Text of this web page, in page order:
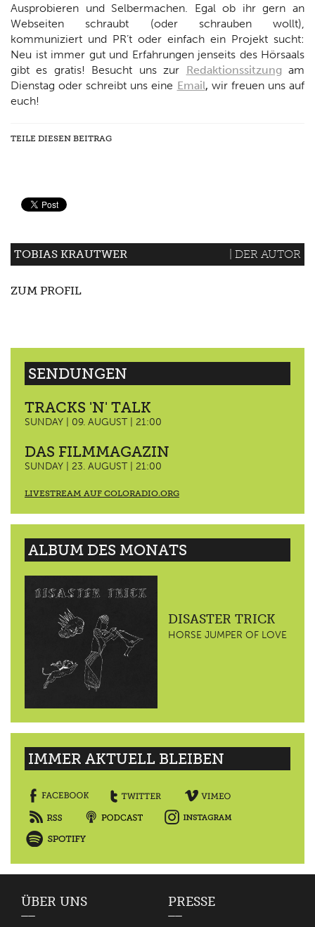
Ausprobieren und Selbermachen. Egal ob ihr gern an
Webseiten schraubt (oder schrauben wollt),
kommuniziert und PR’t oder einfach ein Projekt sucht:
Neu ist immer gut und Erfahrungen jenseits des Hörsaals
gibt es gratis! Besucht uns zur Redaktionssitzung am
Dienstag oder schreibt uns eine Email, wir freuen uns auf
euch!
TEILE DIESEN BEITRAG
TOBIAS KRAUTWER | DER AUTOR
ZUM PROFIL
SENDUNGEN
TRACKS 'N' TALK
SUNDAY | 09. AUGUST | 21:00
DAS FILMMAGAZIN
SUNDAY | 23. AUGUST | 21:00
LIVESTREAM AUF COLORADIO.ORG
ALBUM DES MONATS
DISASTER TRICK
HORSE JUMPER OF LOVE
IMMER AKTUELL BLEIBEN
ÜBER UNS PRESSE